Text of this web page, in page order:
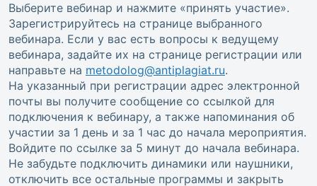
Выберите вебинар и нажмите «принять участие».
Зарегистрируйтесь на странице выбранного
вебинара. Если у вас есть вопросы к ведущему
вебинара, задайте их на странице регистрации или
направьте на metodolog@antiplagiat.ru.
На указанный при регистрации адрес электронной
почты вы получите сообщение со ссылкой для
подключения к вебинару, а также напоминания об
участии за 1 день и за 1 час до начала мероприятия.
Войдите по ссылке за 5 минут до начала вебинара.
Не забудьте подключить динамики или наушники,
отключить все остальные программы и закрыть